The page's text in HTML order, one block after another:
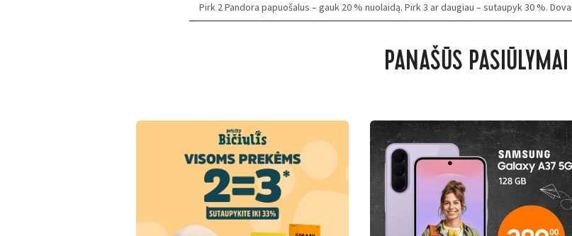
Pirk 2 Pandora papuošalus – gauk 20 % nuolaidą. Pirk 3 ar daugiau – sutaupyk 30 %.
PANAŠŪS PASIŪLYMAI